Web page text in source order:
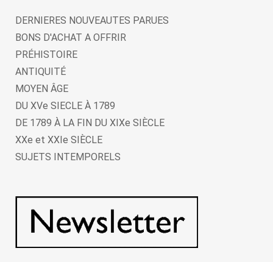
DERNIERES NOUVEAUTES PARUES
BONS D'ACHAT A OFFRIR
PRÉHISTOIRE
ANTIQUITÉ
MOYEN ÂGE
DU XVe SIECLE À 1789
DE 1789 À LA FIN DU XIXe SIÈCLE
XXe et XXIe SIÈCLE
SUJETS INTEMPORELS